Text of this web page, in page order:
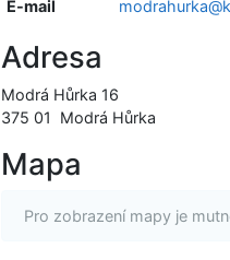
E-mail
Adresa
Modrá Hůrka 16
375 01
Modrá Hůrka
Mapa
Pro zobrazení mapy je